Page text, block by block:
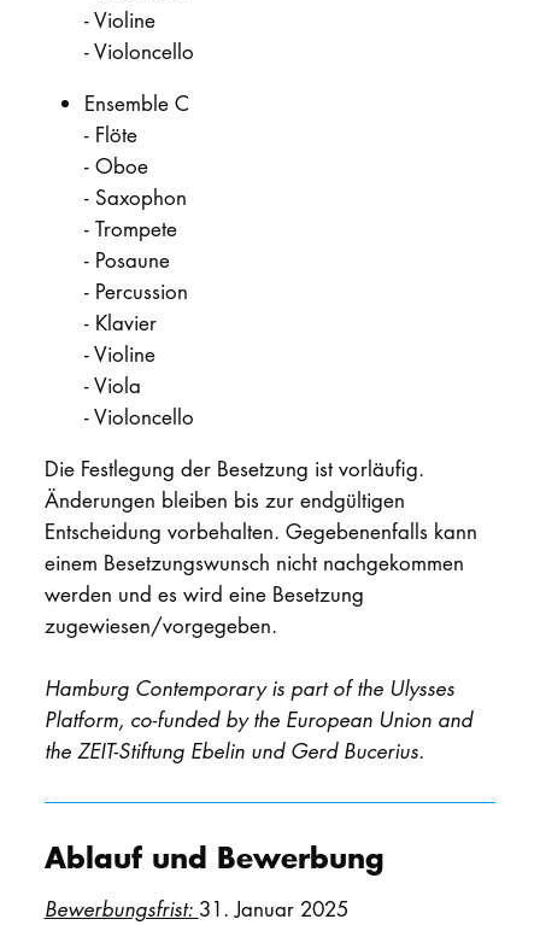
-Violine
-Violoncello
Ensemble C
- Flöte
- Oboe
- Saxophon
- Trompete
- Posaune
- Percussion
- Klavier
-Violine
-Viola
-Violoncello
Die Festlegung der Besetzung ist vorläufig.
Änderungen bleiben bis zur endgültigen
Entscheidung vorbehalten. Gegebenenfalls kann
einem Besetzungswunsch nicht nachgekommen
werden und es wird eine Besetzung
zugewiesen/vorgegeben.
Hamburg Contemporary is part of the Ulysses
Platform, co-funded by the European Union and
the ZEIT-Stiftung Ebelin und Gerd Bucerius.
Ablauf und Bewerbung
Bewerbungsfrist: 31. Januar 2025